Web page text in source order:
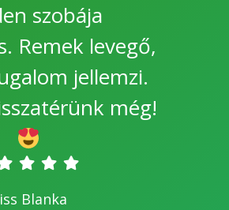
szobája
Remek levegő,
jellemzi.
még!
Blanka